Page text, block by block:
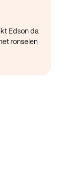
Edson da
ronselen